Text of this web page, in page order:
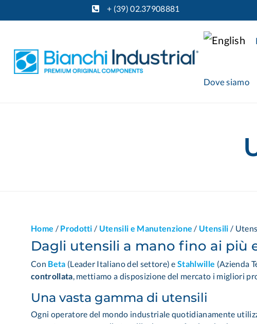
+ (39) 02.37908881
Dove siamo
Home / Prodotti / Utensili e Manutenzione / Utensili /
Dagli utensili a mano fino ai
Con Beta (Leader Italiano del settore) eStahlwille (Azienda
controllata , mettiamo a disposizione del mercato i migliori
Una vasta gamma di utensili
Ogni operatore del mondo industriale quotidianamente